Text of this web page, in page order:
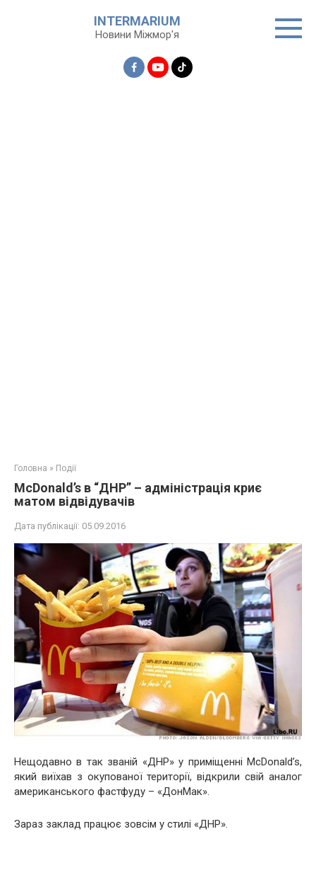
INTERMARIUM
Новини Міжмор'я
Головна » Події
McDonald’s в “ДНР” – адміністрація криє
матом відвідувачів
Дата публікації: 05.09.2016
Нещодавно в так званій «ДНР» у приміщенні McDonald’s,
який виїхав з окупованої території, відкрили свій аналог
американського фастфуду – «ДонМак».
Зараз заклад працює зовсім у стилі «ДНР».